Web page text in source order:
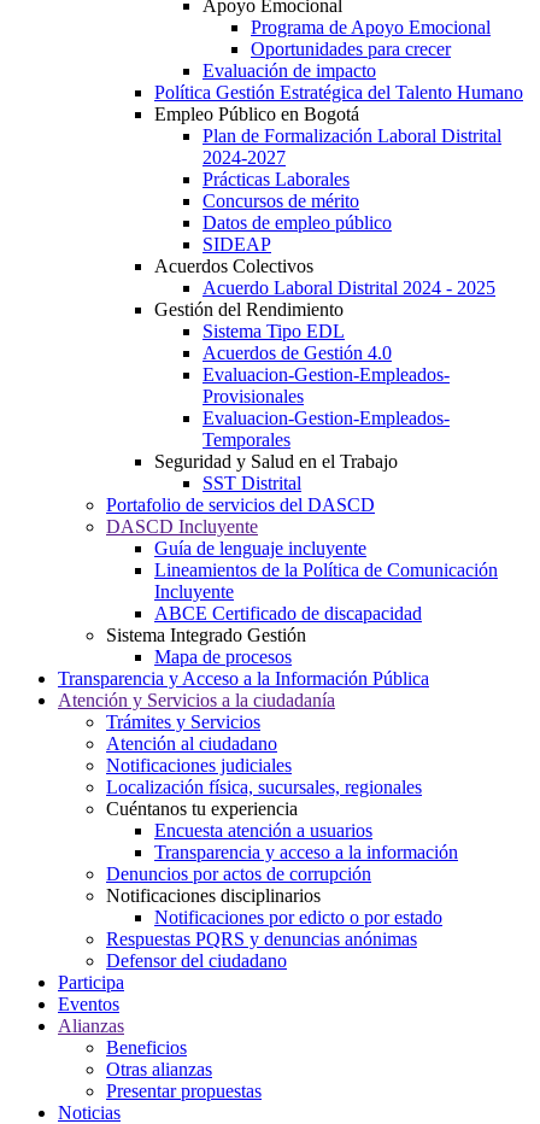
Apoyo Emocional
Programa de Apoyo Emocional
Oportunidades para crecer
Evaluación de impacto
Política Gestión Estratégica del Talento Humano
Empleo Público en Bogotá
Plan de Formalización Laboral Distrital
2024-2027
Prácticas Laborales
Concursos de mérito
Datos de empleo público
SIDEAP
Acuerdos Colectivos
Acuerdo Laboral Distrital 2024 - 2025
Gestión del Rendimiento
Sistema Tipo EDL
Acuerdos de Gestión 4.0
Evaluacion-Gestion-Empleados-
Provisionales
Evaluacion-Gestion-Empleados-
Temporales
Seguridad y Salud en el Trabajo
SST Distrital
Portafolio de servicios del DASCD
DASCD Incluyente
Guía de lenguaje incluyente
Lineamientos de la Política de Comunicación
Incluyente
ABCE Certificado de discapacidad
Sistema Integrado Gestión
Mapa de procesos
Transparencia y Acceso a la Información Pública
Atención y Servicios a la ciudadanía
Trámites y Servicios
Atención al ciudadano
Notificaciones judiciales
Localización física, sucursales, regionales
Cuéntanos tu experiencia
Encuesta atención a usuarios
Transparencia y acceso a la información
Denuncios por actos de corrupción
Notificaciones disciplinarios
Notificaciones por edicto o por estado
Respuestas PQRS y denuncias anónimas
Defensor del ciudadano
Participa
Eventos
Alianzas
Beneficios
Otras alianzas
Presentar propuestas
Noticias